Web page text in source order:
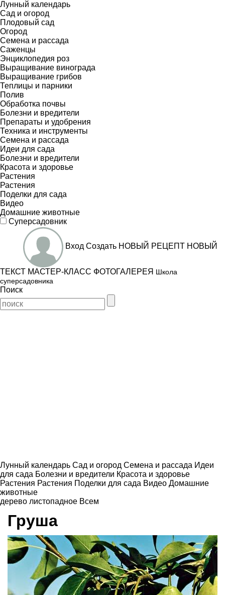
Лунный календарь
Сад и огород
Плодовый сад
Огород
Семена и рассада
Саженцы
Энциклопедия роз
Выращивание винограда
Выращивание грибов
Теплицы и парники
Полив
Обработка почвы
Болезни и вредители
Препараты и удобрения
Техника и инструменты
Семена и рассада
Идеи для сада
Болезни и вредители
Красота и здоровье
Растения
Растения
Поделки для сада
Видео
Домашние животные
Суперсадовник
Вход Создать НОВЫЙ РЕЦЕПТ НОВЫЙ
ТЕКСТ МАСТЕР-КЛАСС ФОТОГАЛЕРЕЯ Школа
суперсадовника
Поиск
Лунный календарь Сад и огород Семена и рассада Идеи
для сада Болезни и вредители Красота и здоровье
Растения Растения Поделки для сада Видео Домашние
животные
дерево листопадное Всем
Груша